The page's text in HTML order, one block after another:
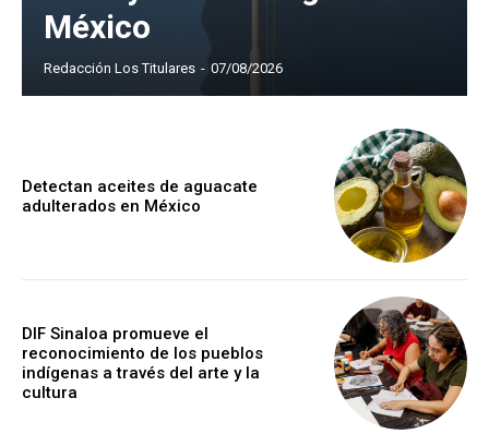
México
Redacción Los Titulares - 07/08/2026
Detectan aceites de aguacate
adulterados en México
DIF Sinaloa promueve el
reconocimiento de los pueblos
indígenas a través del arte y la
cultura